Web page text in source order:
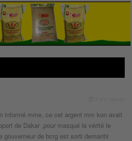
informé mme, ce cet argent mm kon avait
de Dakar ,pour masqué la vérité le
gouverneur de bcrg est sorti demantir